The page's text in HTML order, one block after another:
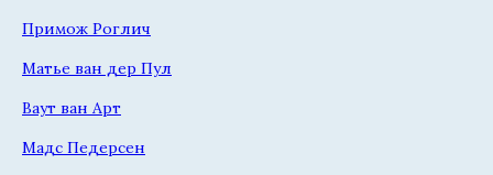
Примож Роглич
Матье ван дер Пул
Ваут ван Арт
Мадс Педерсен